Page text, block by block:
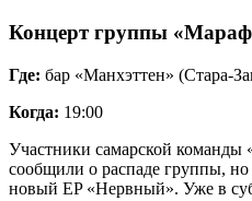
Концерт группы
Где: бар «Манхэттен» (Стара-
Когда: 19:00
Участники самарской команды
сообщили о распаде группы,
новый EP «Нервный». Уже в